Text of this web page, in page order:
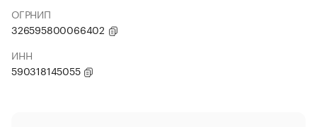
ОГРНИП
326595800066402
ИНН
590318145055